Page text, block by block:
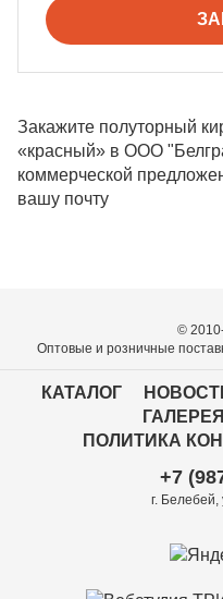
Закажите полуторный
«красный» в ООО
коммерческой
вашу почту
©
Оптовые и розничные
КАТАЛОГ
ГАЛЕРЕЯ
ПОЛИТИКА
+7
г. Белебей,